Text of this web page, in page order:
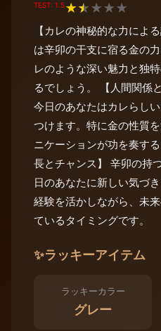
TEST: 1.5★★★★★
【カレの神秘的な力によ
は辛卯の干支に宿る金の
レのような深い魅力と独
るでしょう。 【人間関係
今日のあなたはカレらし
つけます。特に金の性質
ニケーションが功を奏す
長とチャンス】 辛卯の持
日のあなたに新しい気づ
経験を活かしながら、未
ているタイミングです。
✨ラッキーアイテム
ラッキーカラー
グレー